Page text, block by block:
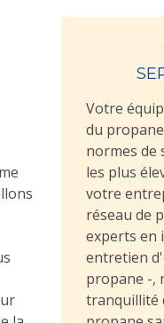
Votre
du
normes de
les plus
votre
réseau de
experts en
entretien
propane -,
tranquillité